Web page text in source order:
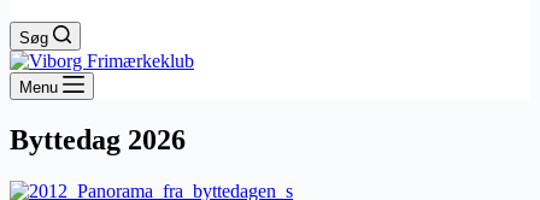
Søg
Menu
Byttedag 2026